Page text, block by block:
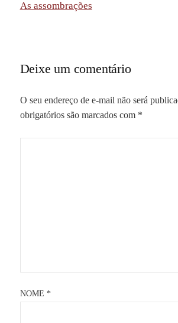
As assombrações
Deixe um comentário
O seu endereço de e-mail não será
obrigatórios são marcados com *
NOME *